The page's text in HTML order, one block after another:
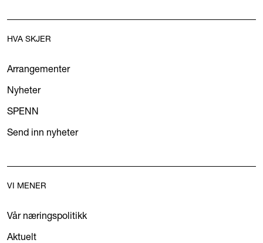
HVA SKJER
Arrangementer
Nyheter
SPENN
Send inn nyheter
VI MENER
Vår næringspolitikk
Aktuelt